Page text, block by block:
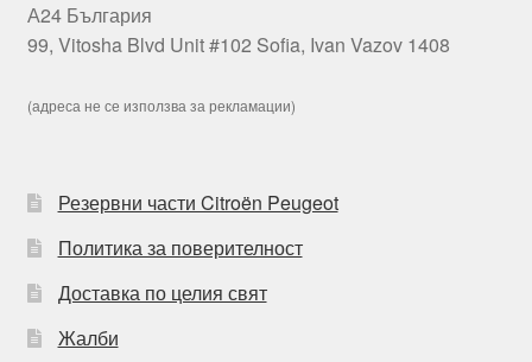
А24 България
99, Vitosha Blvd Unit #102 Sofia, Ivan Vazov 1408
(адреса не се използва за рекламации)
Резервни части Citroën Peugeot
Политика за поверителност
Доставка по целия свят
Жалби